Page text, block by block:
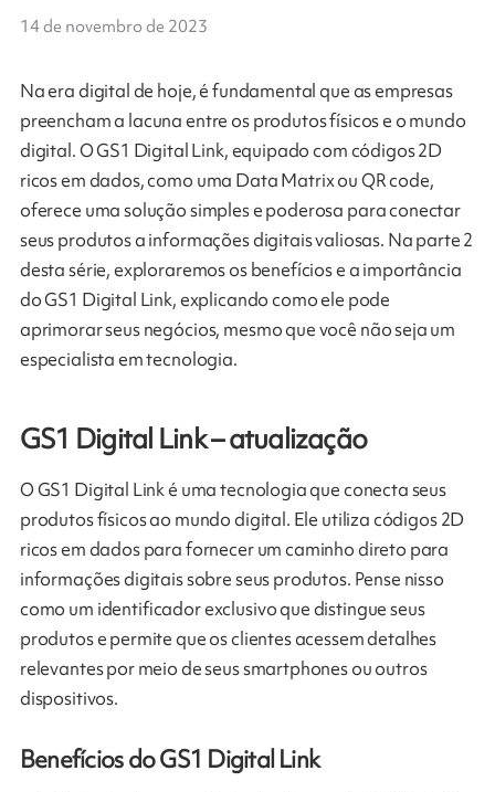
Na era digital de hoje, é fundamental que as empresas
preencham a lacuna entre os produtos físicos e o mundo
digital. O GS1 Digital Link, equipado com códigos 2D
ricos em dados, como uma Data Matrix ou QR code,
oferece uma solução simples e poderosa para conectar
seus produtos a informações digitais valiosas. Na parte 2
desta série, exploraremos os benefícios e a importância
do GS1 Digital Link, explicando como ele pode
aprimorar seus negócios, mesmo que você não seja um
especialista em tecnologia.
GS1 Digital Link – atualização
O GS1 Digital Link é uma tecnologia que conecta seus
produtos físicos ao mundo digital. Ele utiliza códigos 2D
ricos em dados para fornecer um caminho direto para
informações digitais sobre seus produtos. Pense nisso
como um identificador exclusivo que distingue seus
produtos e permite que os clientes acessem detalhes
relevantes por meio de seus smartphones ou outros
dispositivos.
Benefícios do GS1 Digital Link
14 de novembro de 2023